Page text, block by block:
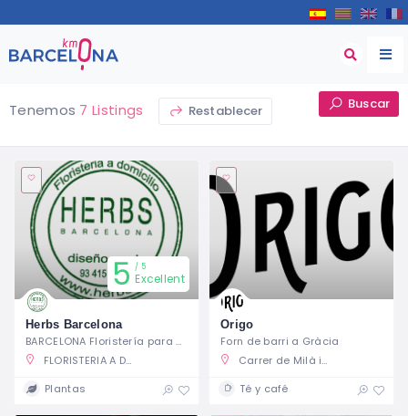
Tenemos 7 Listings Restablecer Buscar
5 5
Excellent
Herbs Barcelona
BARCELONA Floristería para entregar flores
FLORISTERIA A DOMICILIO HERBS BARCELONA, Carrer de Balmes, 171, 08006 Barcelone, Espagne
Plantas
Origo
Forn de barri a Gràcia
Carrer de Milà i Fontanals, 9, 08012 Barcelona, España
Té y café